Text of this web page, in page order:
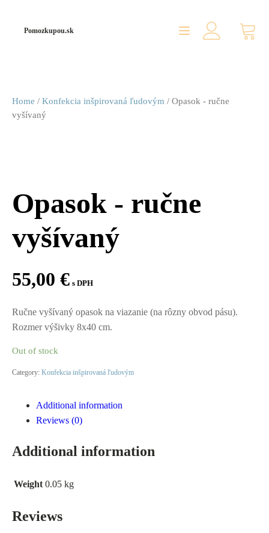
Pomozkupou.sk
Home / Konfekcia inšpirovaná ľudovým / Opasok - ručne
vyšívaný
Opasok - ručne
vyšívaný
55,00 € s DPH
Ručne vyšívaný opasok na viazanie (na rôzny obvod pásu).
Rozmer výšivky 8x40 cm.
Out of stock
Category: Konfekcia inšpirovaná ľudovým
Additional information
Reviews (0)
Additional information
Weight 0.05 kg
Reviews